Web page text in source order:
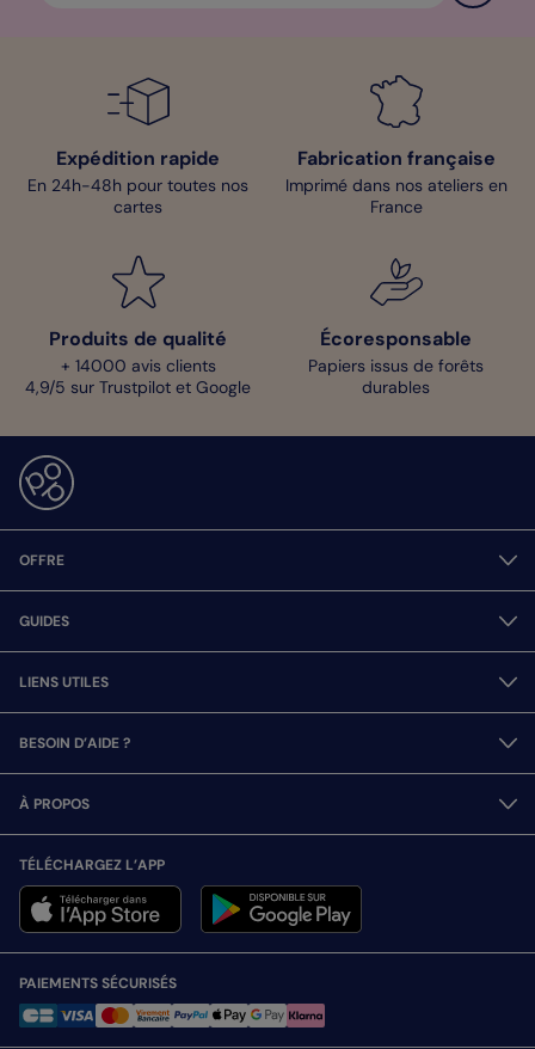
Expédition rapide
En 24h-48h pour toutes nos
cartes
Fabrication française
Imprimé dans nos ateliers en
France
Produits de qualité
+ 14000 avis clients
4,9/5 sur Trustpilot et Google
Écoresponsable
Papiers issus de forêts
durables
OFFRE
GUIDES
LIENS UTILES
BESOIN D’AIDE ?
À PROPOS
TÉLÉCHARGEZ L’APP
PAIEMENTS SÉCURISÉS